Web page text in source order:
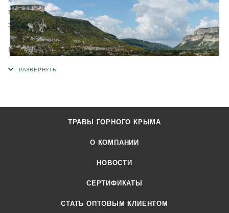
приготовления сборов используется только ручной труд и
экологически чистые технологии.
Продукция сертифицирована в соответствии требованиям
ТРАВЫ ГОРНОГО КРЫМА
О КОМПАНИИ
НОВОСТИ
СЕРТИФИКАТЫ
CТАТЬ ОПТОВЫМ КЛИЕНТОМ